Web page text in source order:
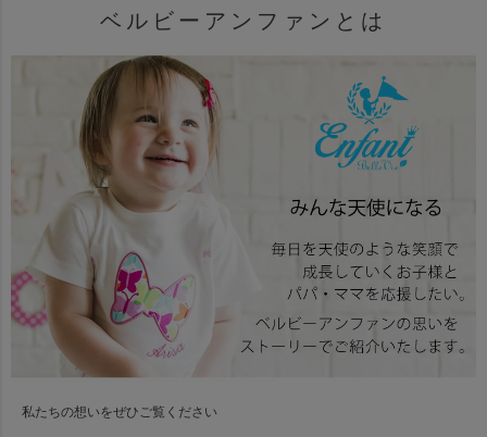
ベルビーアンファンとは
私たちの想いをぜひご覧ください